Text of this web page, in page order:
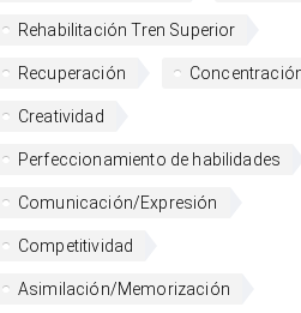
Rehabilitación Tren Superior
Recuperación
Creatividad
Perfeccionamiento de habilidades
Comunicación/Expresión
Competitividad
Asimilación/Memorización